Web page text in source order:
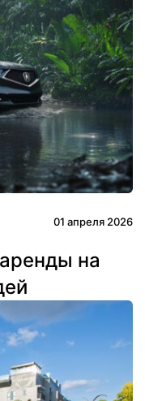
01 апреля 2026
на